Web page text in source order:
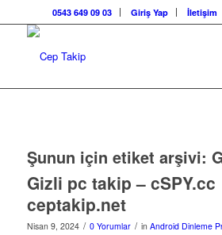
0543 649 09 03 Giriş Yap İletişim
Şunun için etiket arşivi:
Gizli pc takip – cSPY.cc
ceptakip.net
Nisan 9, 2024 / 0 Yorumlar / in Android Dinleme